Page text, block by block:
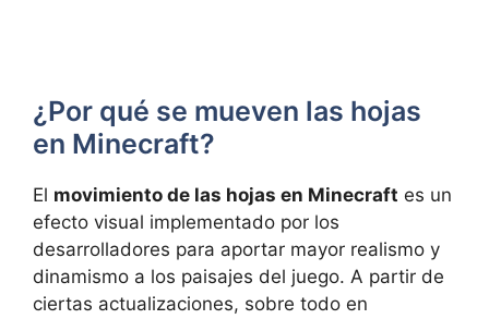
¿Por qué se mueven las hojas
en Minecraft?
El movimiento de las hojas en Minecraft es un
efecto visual implementado por los
desarrolladores para aportar mayor realismo y
dinamismo a los paisajes del juego. A partir de
ciertas actualizaciones, sobre todo en